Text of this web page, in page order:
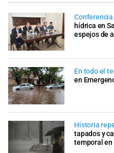
hídrica en
espejos de
En todo el
en
Historia
tapados y
temporal en